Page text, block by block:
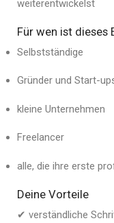
weiterentwickelst
Für wen ist dieses
Selbstständige
Gründer und Start-
kleine Unternehmen
Freelancer
alle, die ihre erste
Deine Vorteile
✔ verständliche